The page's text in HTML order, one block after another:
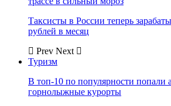
Таксисты в России теперь
рублей в месяц
Prev Next
Туризм
В топ-10 по популярности попали
горнолыжные курорты